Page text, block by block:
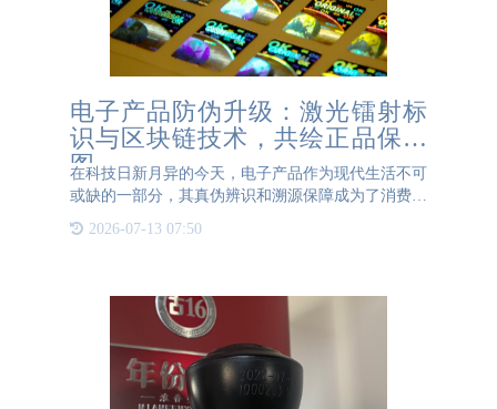
电子产品防伪升级：激光镭射标
识与区块链技术，共绘正品保障
图
在科技日新月异的今天，电子产品作为现代生活不可
或缺的一部分，其真伪辨识和溯源保障成为了消费者
关注的焦点。为了应对市场上层出不穷的假冒伪劣产
品，电子产品防伪技术正经历一场深刻的升级，其中
2026-07-13 07:50